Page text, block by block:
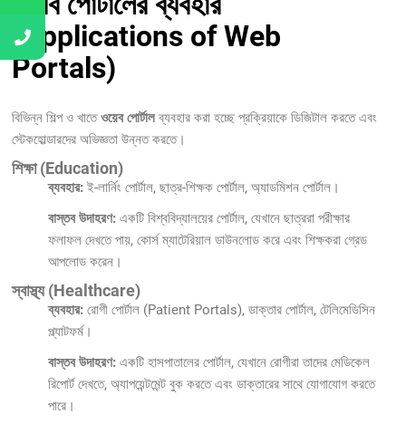
(Applications of Web
Portals)
বিভিন্ন শিল্প ও খাতেওয়েব পোর্টালব্যবহার করা হচ্ছে প্রক্রিয়াকে ডিজিটাল করতে এবং
স্টেকহোল্ডারদের অভিজ্ঞতা উন্নত করতে।
শিক্ষা (Education)
ব্যবহার: ই-লার্নিং পোর্টাল, ছাত্র-শিক্ষক পোর্টাল, অ্যাডমিশন পোর্টাল।
বাস্তব উদাহরণ: একটি বিশ্ববিদ্যালয়ের পোর্টাল, যেখানে ছাত্ররা পরীক্ষার
ফলাফল দেখতে পায়, কোর্স ম্যাটেরিয়াল ডাউনলোড করে এবং শিক্ষকরা গ্রেড
আপলোড করেন।
স্বাস্থ্য (Healthcare)
ব্যবহার: রোগী পোর্টাল (Patient Portals), ডাক্তার পোর্টাল, টেলিমেডিসিন
প্ল্যাটফর্ম।
বাস্তব উদাহরণ: একটি হাসপাতালের পোর্টাল, যেখানে রোগীরা তাদের মেডিকেল
রিপোর্ট দেখতে, অ্যাপয়েন্টমেন্ট বুক করতে এবং ডাক্তারের সাথে যোগাযোগ করতে
পারে।